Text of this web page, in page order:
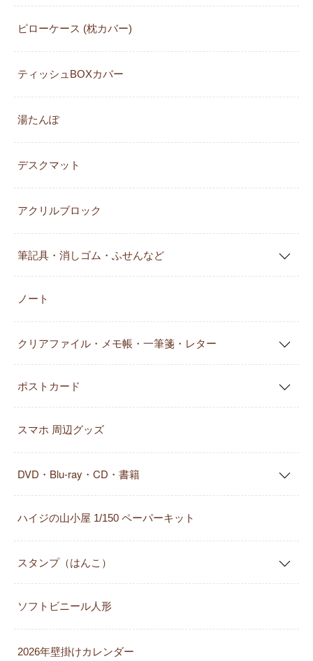
ピローケース (枕カバー)
ティッシュBOXカバー
湯たんぽ
デスクマット
アクリルブロック
筆記具・消しゴム・ふせんなど
ノート
クリアファイル・メモ帳・一筆箋・レター
ポストカード
スマホ 周辺グッズ
DVD・Blu-ray・CD・書籍
ハイジの山小屋 1/150 ペーパーキット
スタンプ（はんこ）
ソフトビニール人形
2026年壁掛けカレンダー